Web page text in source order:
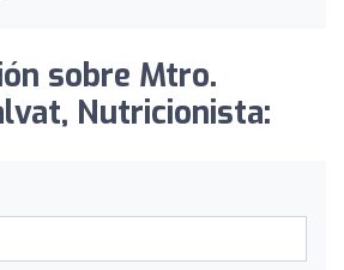
sobre Mtro.
Nutricionista: